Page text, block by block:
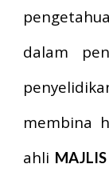
dalam
membina
ahli MAJLIS